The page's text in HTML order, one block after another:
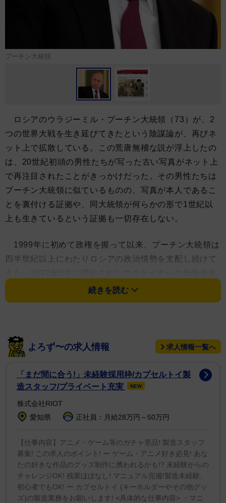
プーチン大統領
ロシアのウラジーミル・プーチン大統領（73）が、2
つの世界大戦を生き延びてきたという陰謀論が、再びネ
ット上で拡散している。この荒唐無稽な説が浮上したの
は、20世紀初頭の男性たちが写った古い写真がネット上
で再注目されたことがきっかけだった。その男性たちは
プーチン大統領に似ているものの、写真が本人であるこ
とを裏付ける証拠や、同大統領が何らかの形で1世紀以
上も生きているという証拠も一切存在しない。
1999年に初めて政権を握って以来、プーチン大統領は
四半世紀以上にわたりロシアの政治情勢を支配し続けて
は、依然として大統領としての任期を象徴する出来事と
なっており、国際的な推計によれば、この戦争により数
ロシアは依然として西側諸国による広範な制裁の対象
となっており、紛争終結に向けた外交努力は繰り返し行
き詰まっている。こうした緊迫した背景のもと、ソーシ
ャルメディア上ではプーチン大統領に関する荒唐無稽な
噂が頻繁に流布しており、その代表格が、1920年と
だ。軍服を着た男性たちの顔立ちが酷似していることか
ら、ネット上では「プーチン大統領は不老不死の聖なる
存在だ」「タイムトラベルをしている」といった長年の
陰謀論が囁かれてきた。
続きを読む
よろず〜の求人情報 求人情報一覧へ
「まだ間に合う!」未経験採用枠/カプセルトイ製
造スタッフ/プライベート充実
NEW
株式会社RIOT
愛知県
正社員：月給28万円～50万円
【仕事内容】アニメ・ゲーム等のガチャ景品! 製造スタッフ
募集! この求人のポイント! ー ゲーム・アニメ好き必見! あな
たの好きな作品のグッズ制作に携われるかも!? 未経験からの
チャレンジOK! 残業ほぼなし! マニュアル完備!製造未経験、
初心者でもOK! ー カプセルトイ (キーホルダーやその他グッ
ズ)の製造業務をお願いします! <具体的な仕事内容> ・マニ